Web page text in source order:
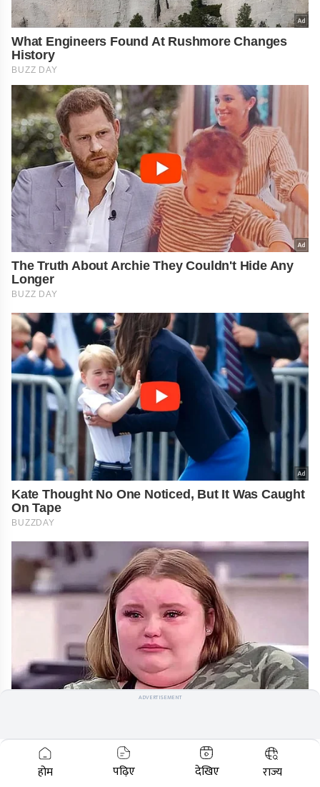
What Engineers Found At Rushmore Changes
History
BUZZ DAY
The Truth About Archie They Couldn't Hide Any
Longer
BUZZ DAY
Kate Thought No One Noticed, But It Was Caught
On Tape
BUZZDAY
HABERION
ADVERTISEMENT
होम पढ़िए देखिए राज्य